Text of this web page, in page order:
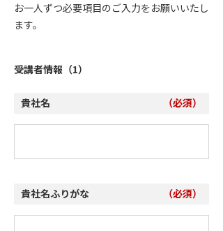
お一人ずつ必要項目のご入力をお願いいたし
ます。
受講者情報（1）
貴社名 （必須）
貴社名ふりがな （必須）